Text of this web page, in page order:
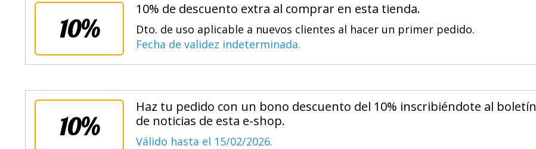
10%
10% de descuento extra al comprar en esta tienda.
Dto. de uso aplicable a nuevos clientes al hacer un primer pedido.
Fecha de validez indeterminada.
10%
Haz tu pedido con un bono descuento del 10% inscribiéndote al boletín
de noticias de esta e-shop.
Válido hasta el 15/02/2026.